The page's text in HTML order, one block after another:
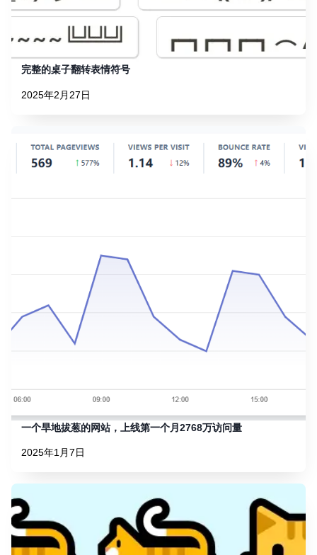
完整的桌子翻转表情符号
2025年2月27日
一个旱地拔葱的网站，上线第一个月2768万访问量
2025年1月7日